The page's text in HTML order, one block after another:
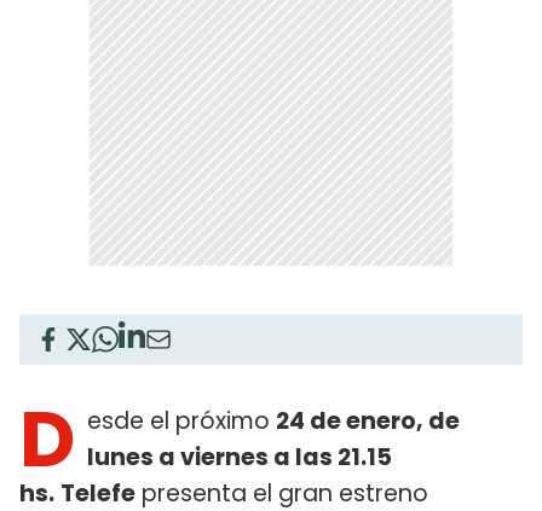
D esde el próximo 24 de enero, de
lunes a viernes a las 21.15
hs. Telefe presenta el gran estreno